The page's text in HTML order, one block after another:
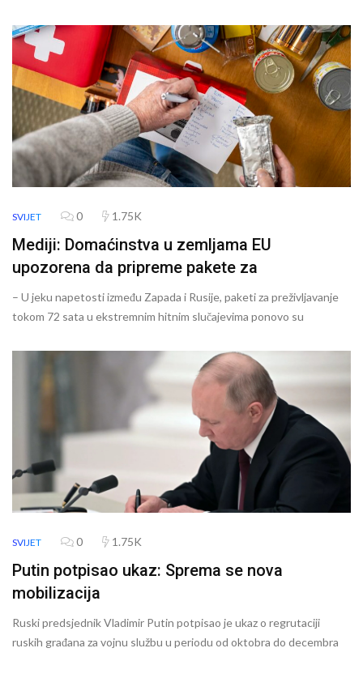
SVIJET 0 1.75K
Mediji: Domaćinstva u zemljama EU
upozorena da pripreme pakete za
– U jeku napetosti između Zapada i Rusije, paketi za preživljavanje
tokom 72 sata u ekstremnim hitnim slučajevima ponovo su
SVIJET 0 1.75K
Putin potpisao ukaz: Sprema se nova
mobilizacija
Ruski predsjednik Vladimir Putin potpisao je ukaz o regrutaciji
ruskih građana za vojnu službu u periodu od oktobra do decembra